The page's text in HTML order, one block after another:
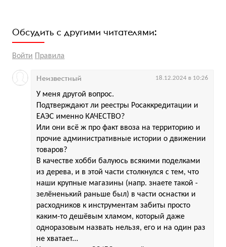
Обсудить с другими читателями:
Войти Правила
У меня другой вопрос.
Подтверждают ли реестры Росаккредитации и
ЕАЭС именно КАЧЕСТВО?
Или они всё ж про факт ввоза на территорию и
прочие административные истории о движении
товаров?
В качестве хобби балуюсь всякими поделками
из дерева, и в этой части столкнулся с тем, что
наши крупные магазины (напр. знаете такой -
зелёненький раньше был) в части оснастки и
расходников к инструментам забиты просто
каким-то дешёвым хламом, который даже
одноразовым назвать нельзя, его и на один раз
не хватает...
Неизвестный 18.12.2024 в 10:26